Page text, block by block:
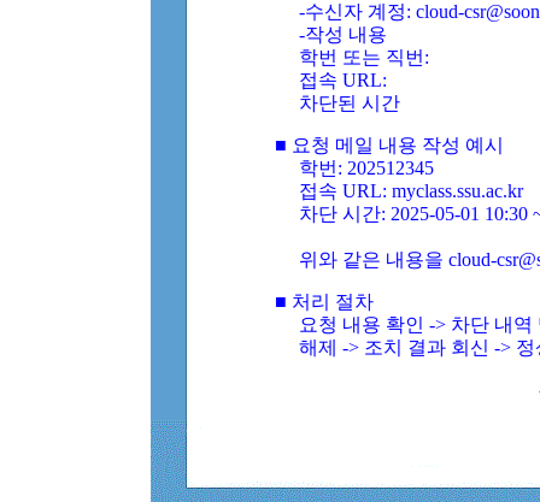
-수신자 계정: cloud-
-작성 내용
학번 또는 직번:
접속 URL:
차단된 시간
■ 요청 메일 내용 작성 예시
학번: 202512345
접속 URL: myclass.ssu.ac.kr
차단 시간: 2025-05-01 10:30
위와 같은 내용을 cloud-
■ 처리 절차
요청 내용 확인 -> 차단 내
해제 -> 조치 결과 회신 ->